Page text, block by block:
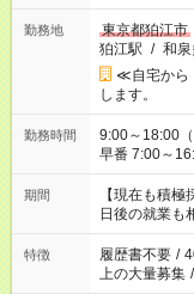
勤務地
東京都狛江市
狛江駅 / 和
≪自宅から
します。
勤務時間
9:00～18:00（休憩60分） ■ご希
早番 7:00～16:00 遅番
い」 「余裕を
たくない」 など
の方へ 今ご
の勤務時間。
期間
【現在も積
日後の就業も
特徴 履歴書不要 /
上の大量募集 /